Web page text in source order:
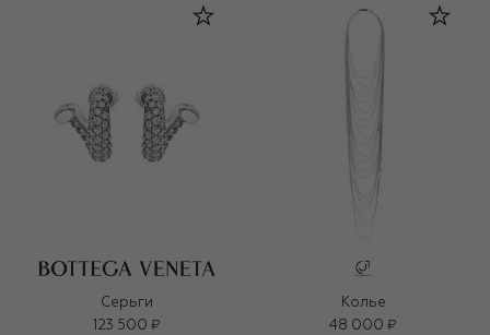
Серьги
123 500 ₽
Колье
48 000 ₽